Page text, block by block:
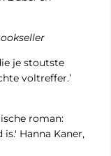
je stoutste
voltreffer.’
roman:
Hanna Kaner,